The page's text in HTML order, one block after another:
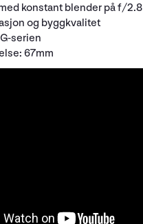
konstant blender på f/2.8
og byggkvalitet
serien
67mm